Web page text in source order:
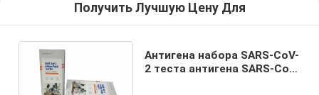
Получить Лучшую Цену Для
Антигена набора SARS-CoV-
2 теста антигена SARS-CoV-